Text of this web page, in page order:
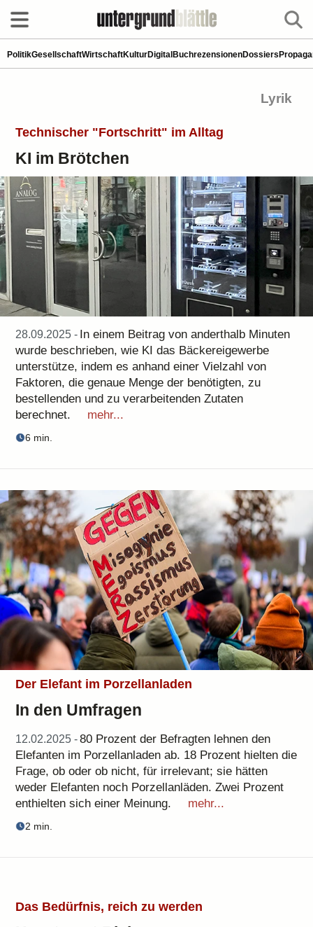
PolitikGesellschaftWirtschaftKulturDigital BuchrezensionenDossiers
Lyrik
Technischer "Fortschritt" im Alltag
KI im Brötchen
28.09.2025 - In einem Beitrag von anderthalb Minuten
wurde beschrieben, wie KI das Bäckereigewerbe
unterstütze, indem es anhand einer Vielzahl von
Faktoren, die genaue Menge der benötigten, zu
bestellenden und zu verarbeitenden Zutaten
berechnet.
mehr...
6 min.
Der Elefant im Porzellanladen
In den Umfragen
12.02.2025 -80 Prozent der Befragten lehnen den
Elefanten im Porzellanladen ab. 18 Prozent hielten die
Frage, ob oder ob nicht, für irrelevant; sie hätten
weder Elefanten noch Porzellanläden. Zwei Prozent
enthielten sich einer Meinung.
mehr...
2 min.
Das Bedürfnis, reich zu werden